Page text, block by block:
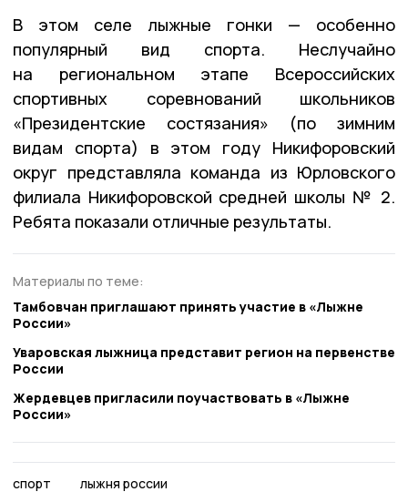
В этом селе лыжные гонки — особенно
популярный вид спорта. Неслучайно
на региональном этапе Всероссийских
спортивных соревнований школьников
«Президентские состязания» (по зимним
видам спорта) в этом году Никифоровский
округ представляла команда из Юрловского
филиала Никифоровской средней школы № 2.
Ребята показали отличные результаты.
Материалы по теме:
Тамбовчан приглашают принять участие в «Лыжне
России»
Уваровская лыжница представит регион на первенстве
России
Жердевцев пригласили поучаствовать в «Лыжне
России»
спорт лыжня россии